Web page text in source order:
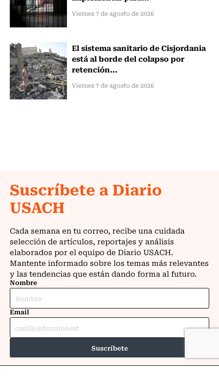
Viernes 7 de agosto de 2026
El sistema sanitario de Cisjordania
está al borde del colapso por
retención...
Viernes 7 de agosto de 2026